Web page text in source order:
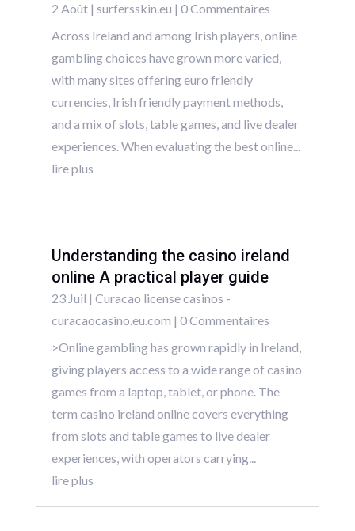
2 Août| surfersskin.eu | 0 Commentaires
Across Ireland and among Irish players, online
gambling choices have grown more varied,
with many sites offering euro friendly
currencies, Irish friendly payment methods,
and a mix of slots, table games, and live dealer
experiences. When evaluating the best online...
lire plus
Understanding the casino ireland
online A practical player guide
23 Juil | Curacao license casinos -
curacaocasino.eu.com | 0 Commentaires
>Online gambling has grown rapidly in Ireland,
giving players access to a wide range of casino
games from a laptop, tablet, or phone. The
term casino ireland online covers everything
from slots and table games to live dealer
experiences, with operators carrying...
lire plus